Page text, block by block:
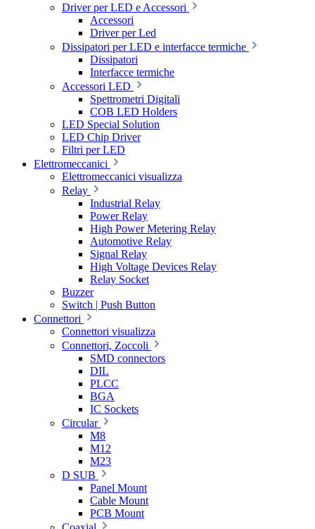
Driver per LED e Accessori
Accessori
Driver per Led
Dissipatori per LED e interfacce termiche
Dissipatori
Interfacce termiche
Accessori LED
Spettrometri Digitali
COB LED Holders
LED Special Solution
LED Chip Driver
Filtri per LED
Elettromeccanici
Elettromeccanici visualizza
Relay
Industrial Relay
Power Relay
High Power Metering Relay
Automotive Relay
Signal Relay
High Voltage Devices Relay
Relay Socket
Buzzer
Switch | Push Button
Connettori
Connettori visualizza
Connettori, Zoccoli
SMD connectors
DIL
PLCC
BGA
IC Sockets
Circular
M8
M12
M23
D SUB
Panel Mount
Cable Mount
PCB Mount